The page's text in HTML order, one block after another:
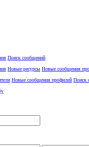
Поиск сообщений
Новые ресурсы Новые сообщения
Новые сообщения профилей Поиск